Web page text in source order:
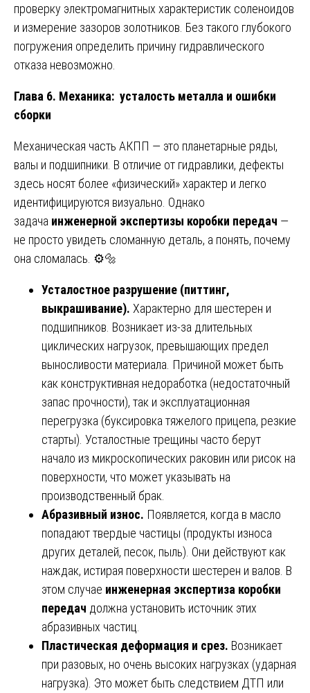
проверку электромагнитных характеристик соленоидов
и измерение зазоров золотников. Без такого глубокого
погружения определить причину гидравлического
отказа невозможно.
Глава 6. Механика: усталость металла и ошибки
сборки
Механическая часть АКПП — это планетарные ряды,
валы и подшипники. В отличие от гидравлики, дефекты
здесь носят более «физический» характер и легко
идентифицируются визуально. Однако
задача инженерной экспертизы коробки передач —
не просто увидеть сломанную деталь, а понять, почему
она сломалась. ⚙️🔩
Усталостное разрушение (питтинг,
выкрашивание). Характерно для шестерен и
подшипников. Возникает из-за длительных
циклических нагрузок, превышающих предел
выносливости материала. Причиной может быть
как конструктивная недоработка (недостаточный
запас прочности), так и эксплуатационная
перегрузка (буксировка тяжелого прицепа, резкие
старты). Усталостные трещины часто берут
начало из микроскопических раковин или рисок на
поверхности, что может указывать на
производственный брак.
Абразивный износ. Появляется, когда в масло
попадают твердые частицы (продукты износа
других деталей, песок, пыль). Они действуют как
наждак, истирая поверхности шестерен и валов. В
этом случае инженерная экспертиза коробки
передач должна установить источник этих
абразивных частиц.
Пластическая деформация и срез. Возникает
при разовых, но очень высоких нагрузках (ударная
нагрузка). Это может быть следствием ДТП или